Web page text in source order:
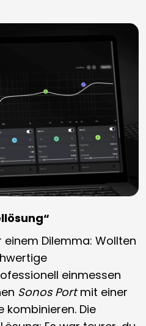
Dilemma: Wollten
einmessen
Sonos Portmit einer
kombinieren. Die